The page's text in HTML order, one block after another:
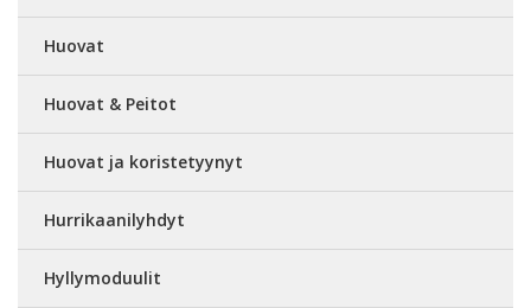
Huovat
Huovat & Peitot
Huovat ja koristetyynyt
Hurrikaanilyhdyt
Hyllymoduulit